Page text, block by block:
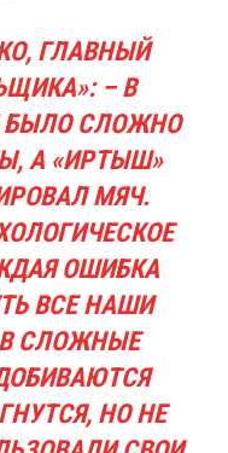
ГЛАВНЫЙ
– В
СЛОЖНО
А «ИРТЫШ»
МЯЧ.
ОШИБКА
ВСЕ НАШИ
В СЛОЖНЫЕ
НО НЕ